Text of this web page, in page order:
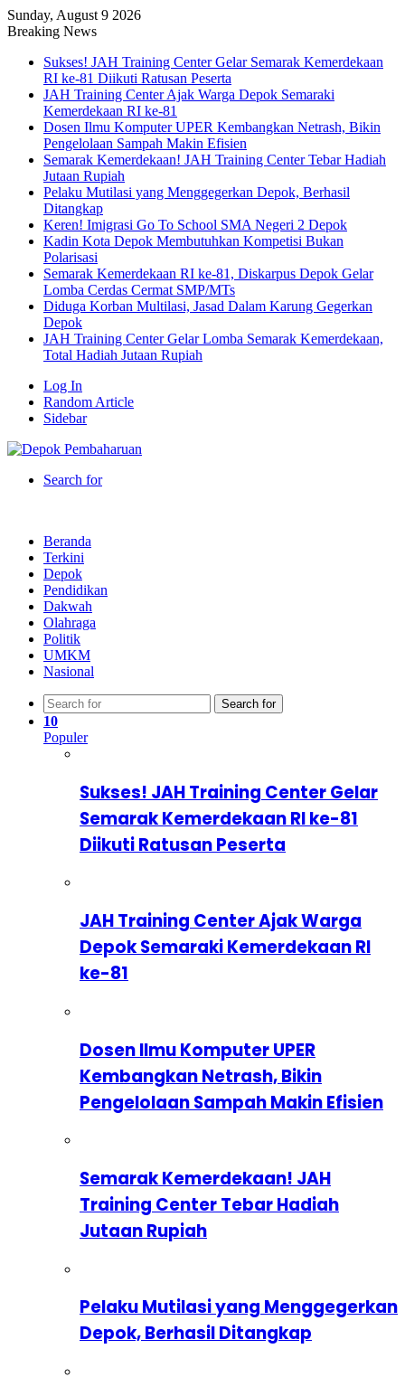
Sunday, August 9 2026
Breaking News
Sukses! JAH Training Center Gelar Semarak Kemerdekaan
RI ke-81 Diikuti Ratusan Peserta
JAH Training Center Ajak Warga Depok Semaraki
Kemerdekaan RI ke-81
Dosen Ilmu Komputer UPER Kembangkan Netrash, Bikin
Pengelolaan Sampah Makin Efisien
Semarak Kemerdekaan! JAH Training Center Tebar Hadiah
Jutaan Rupiah
Pelaku Mutilasi yang Menggegerkan Depok, Berhasil
Ditangkap
Keren! Imigrasi Go To School SMA Negeri 2 Depok
Kadin Kota Depok Membutuhkan Kompetisi Bukan
Polarisasi
Semarak Kemerdekaan RI ke-81, Diskarpus Depok Gelar
Lomba Cerdas Cermat SMP/MTs
Diduga Korban Multilasi, Jasad Dalam Karung Gegerkan
Depok
JAH Training Center Gelar Lomba Semarak Kemerdekaan,
Total Hadiah Jutaan Rupiah
Log In
Random Article
Sidebar
Search for
Beranda
Terkini
Depok
Pendidikan
Dakwah
Olahraga
Politik
UMKM
Nasional
Search for
10
Populer
Sukses! JAH Training Center Gelar
Semarak Kemerdekaan RI ke-81
Diikuti Ratusan Peserta
JAH Training Center Ajak Warga
Depok Semaraki Kemerdekaan RI
ke-81
Dosen Ilmu Komputer UPER
Kembangkan Netrash, Bikin
Pengelolaan Sampah Makin Efisien
Semarak Kemerdekaan! JAH
Training Center Tebar Hadiah
Jutaan Rupiah
Pelaku Mutilasi yang Menggegerkan
Depok, Berhasil Ditangkap